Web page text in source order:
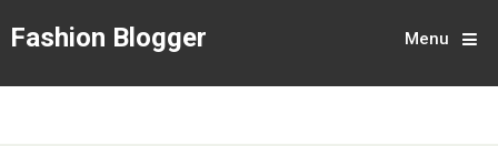
Fashion Blogger Menu